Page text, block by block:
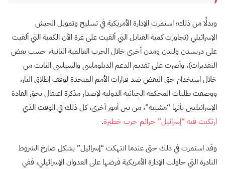
وبدلًا من ذلك؛ استمرت الإدارة الأمريكية في تسليح وتمويل الجيش
الإسرائيلي (تجاوزت كمية القنابل التي ألقيت على غزة الآن الكمية التي ألقيت
على دريسدن ولندن ومدن أخرى خلال الحرب العالمية الثانية، حسب بعض
التقديرات)، وأصرت على تقديم الدعم الدبلوماسي والسياسي الثابت من
خلال استخدام حق النقض ضد قرارات الأمم المتحدة لوقف إطلاق النار،
ووصفت طلبات المحكمة الجنائية الدولية لإصدار مذكرة اعتقال بحق القادة
الإسرائيليين بأنها “مشينة”، من بين أمور أخرى، كل ذلك في الوقت الذي
ارتكبت فيه “إسرائيل” جرائم حرب خطيرة.
وقد استمرت في ذلك حتى عندما انتهكت “إسرائيل” بشكل صارخ الشروط
النادرة التي حاولت الإدارة الأمريكية فرضها على العدوان الإسرائيلي، ففي